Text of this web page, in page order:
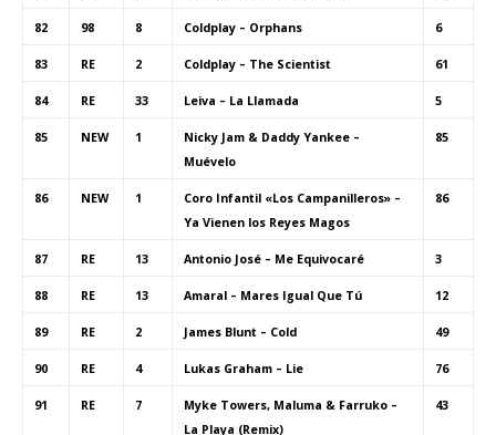
82 98 8 Coldplay – Orphans 6
83 RE 2 Coldplay – The Scientist 61
84 RE 33 Leiva – La Llamada 5
85 NEW 1
Nicky Jam & Daddy Yankee –
Muévelo
85
86 NEW 1
Coro Infantil «Los Campanilleros» –
Ya Vienen los Reyes Magos
86
87 RE 13 Antonio José – Me Equivocaré 3
88 RE 13 Amaral – Mares Igual Que Tú 12
89 RE 2 James Blunt – Cold 49
90 RE 4 Lukas Graham – Lie 76
91 RE 7
Myke Towers, Maluma & Farruko –
La Playa (Remix)
43